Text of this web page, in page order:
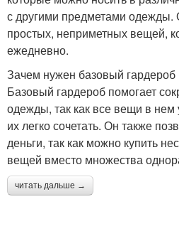
с другими предметами одежды.
простых, неприметных вещей,
ежедневно.
Зачем нужен базовый гардероб
Базовый гардероб помогает
одежды, так как все вещи в
их легко сочетать. Он также
деньги, так как можно купить
вещей вместо множества
читать дальше →